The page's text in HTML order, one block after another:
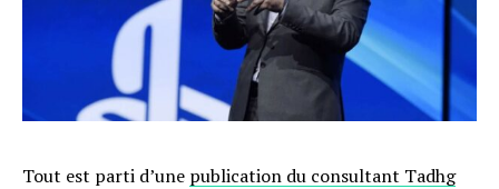
Tout est parti d’une publication du consultant Tadhg